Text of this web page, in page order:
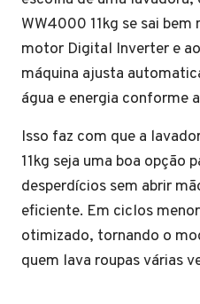
WW4000 11kg se sai bem
motor Digital Inverter e
máquina ajusta
água e energia conforme
Isso faz com que a
11kg seja uma boa opção
desperdícios sem abrir
eficiente. Em ciclos
otimizado, tornando o
quem lava roupas várias